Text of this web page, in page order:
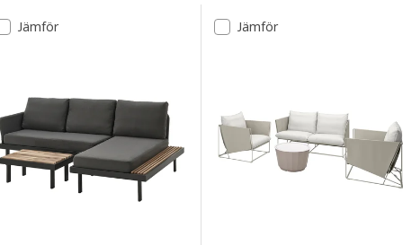
Lista över resultat
Jämför Jämför